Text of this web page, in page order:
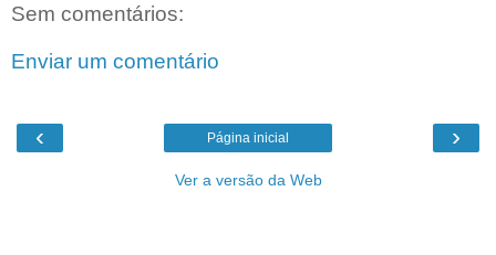
Sem comentários:
Enviar um comentário
‹ ›
Página inicial
Ver a versão da Web